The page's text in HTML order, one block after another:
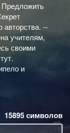
Предложить
авторства. --
учителям,
своими
и
15895символов